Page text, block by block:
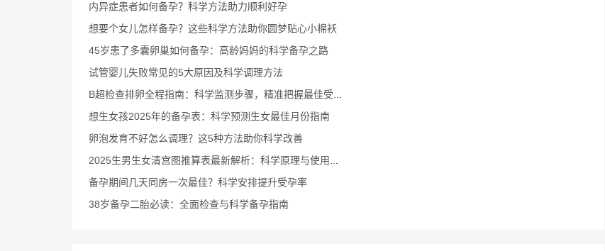
内异症患者如何备孕？科学方法助力顺利好孕
想要个女儿怎样备孕？这些科学方法助你圆梦贴心小棉袄
45岁患了多囊卵巢如何备孕：高龄妈妈的科学备孕之路
试管婴儿失败常见的5大原因及科学调理方法
B超检查排卵全程指南：科学监测步骤，精准把握最佳受孕时机
想生女孩2025年的备孕表：科学预测生女最佳月份指南
卵泡发育不好怎么调理？这5种方法助你科学改善
2025生男生女清宫图推算表最新解析：科学原理与使用方法全揭秘
备孕期间几天同房一次最佳？科学安排提升受孕率
38岁备孕二胎必读：全面检查与科学备孕指南